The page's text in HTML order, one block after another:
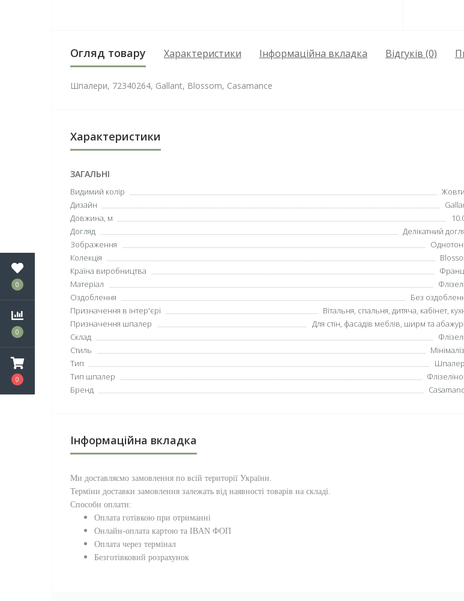
0
0
0
Огляд товару Характеристики Інформаційна вкладка Відгуків (0)
Шпалери, 72340264, Gallant, Blossom, Casamance
Характеристики
ЗАГАЛЬНІ
Видимий колір
Дизайн
Довжина, м
Догляд
Делікатний
Зображення
Колекція
Країна виробництва
Матеріал
Оздоблення
Без
Призначення в інтер'єрі
Вітальня, спальня, дитяча, кабінет,
Призначення шпалер
Для стін, фасадів меблів, ширм та
Склад
Стиль
Тип
Тип шпалер
Бренд
Інформаційна вкладка
Ми доставляємо замовлення по всій території України.
Терміни доставки замовлення залежать від наявності товарів на складі.
Способи оплати:
Оплата готівкою при отриманні
Онлайн-оплата картою та IBAN ФОП
Оплата через термінал
Безготівковий розрахунок